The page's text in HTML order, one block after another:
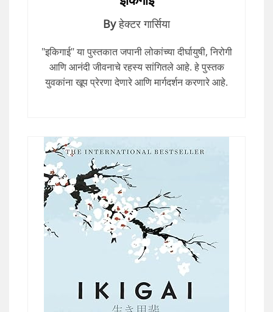
By हेक्टर गार्सिया
"इकिगाई" या पुस्तकात जपानी लोकांच्या दीर्घायुषी, निरोगी
आणि आनंदी जीवनाचे रहस्य सांगितले आहे. हे पुस्तक
युवकांना खूप प्रेरणा देणारे आणि मार्गदर्शन करणारे आहे.